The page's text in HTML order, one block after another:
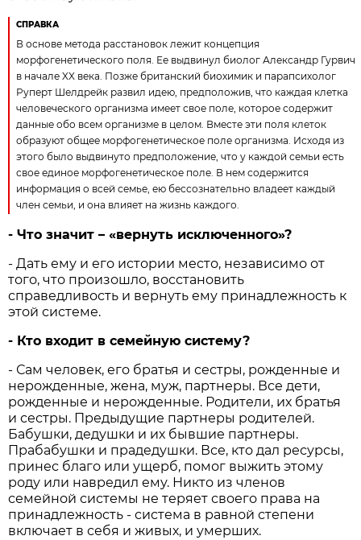
​СПРАВКА
В основе метода расстановок лежит концепция
морфогенетического поля. Ее выдвинул биолог Александр Гурвич
в начале XX века. Позже британский биохимик и парапсихолог
Руперт Шелдрейк развил идею, предположив, что каждая клетка
человеческого организма имеет свое поле, которое содержит
данные обо всем организме в целом. Вместе эти поля клеток
образуют общее морфогенетическое поле организма. Исходя из
этого было выдвинуто предположение, что у каждой семьи есть
свое единое морфогенетическое поле. В нем содержится
информация о всей семье, ею бессознательно владеет каждый
член семьи, и она влияет на жизнь каждого.
- Что значит – «вернуть исключенного»?
- Дать ему и его истории место, независимо от
того, что произошло, восстановить
справедливость и вернуть ему принадлежность к
этой системе.
- Кто входит в семейную систему?
- Сам человек, его братья и сестры, рожденные и
нерожденные, жена, муж, партнеры. Все дети,
рожденные и нерожденные. Родители, их братья
и сестры. Предыдущие партнеры родителей.
Бабушки, дедушки и их бывшие партнеры.
Прабабушки и прадедушки. Все, кто дал ресурсы,
принес благо или ущерб, помог выжить этому
роду или навредил ему. Никто из членов
семейной системы не теряет своего права на
принадлежность - система в равной степени
включает в себя и живых, и умерших.